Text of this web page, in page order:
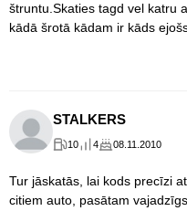
štruntu.Skaties tagd vel katru
kādā šrotā kādam ir kāds
STALKERS
10 4 08.11.2010
Tur jāskatās, lai kods precīzi
citiem auto, pasātam